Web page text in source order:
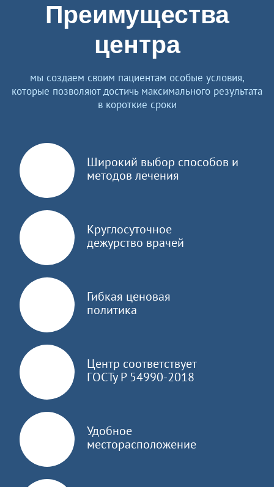
Преимущества
центра
мы создаем своим пациентам особые условия,
которые позволяют достичь максимального результата
в короткие сроки
Широкий выбор способов и
методов лечения
Круглосуточное
дежурство врачей
Гибкая ценовая
политика
Центр соответствует
ГОСТу Р 54990-2018
Удобное
месторасположение